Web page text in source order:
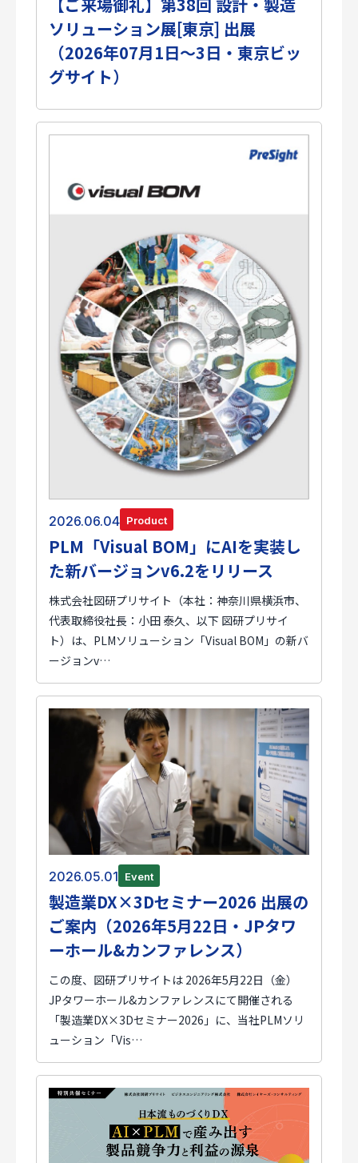
ソリューション展[東京] 出展
（2026年07月1日～3日・東京ビッ
グサイト）
2026.06.04 Product
PLM「Visual BOM」にAIを実装し
た新バージョンv6.2をリリース
株式会社図研プリサイト（本社：神奈川県横浜市、
代表取締役社長：小田 泰久、以下 図研プリサイ
ト）は、PLMソリューション「Visual BOM」の新バ
ージョンv…
2026.05.01 Event
製造業DX×3Dセミナー2026 出展の
ご案内（2026年5月22日・JPタワ
ーホール&カンファレンス）
この度、図研プリサイトは 2026年5月22日（金）
JPタワーホール&カンファレンスにて開催される
「製造業DX×3Dセミナー2026」に、当社PLMソリ
ューション「Vis…